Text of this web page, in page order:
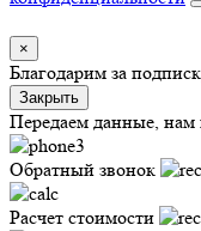
×
Благодарим за
Закрыть
Передаем данные, нам
Обратный звонок
Расчет стоимости